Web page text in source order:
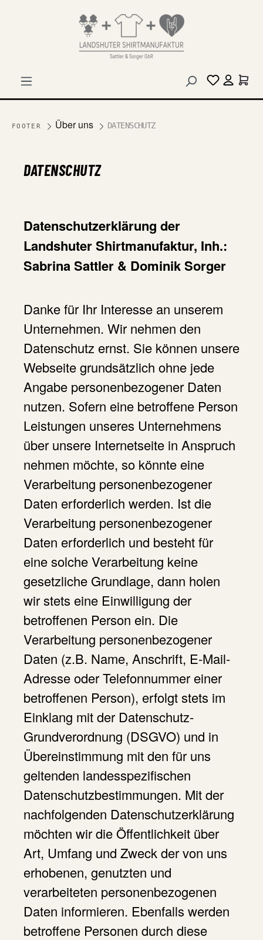
FOOTER Über uns DATENSCHUTZ
DATENSCHUTZ
Datenschutzerklärung der
Landshuter Shirtmanufaktur, Inh.:
Sabrina Sattler & Dominik Sorger
Danke für Ihr Interesse an unserem
Unternehmen. Wir nehmen den
Datenschutz ernst. Sie können unsere
Webseite grundsätzlich ohne jede
Angabe personenbezogener Daten
nutzen. Sofern eine betroffene Person
Leistungen unseres Unternehmens
über unsere Internetseite in Anspruch
nehmen möchte, so könnte eine
Verarbeitung personenbezogener
Daten erforderlich werden. Ist die
Verarbeitung personenbezogener
Daten erforderlich und besteht für
eine solche Verarbeitung keine
gesetzliche Grundlage, dann holen
wir stets eine Einwilligung der
betroffenen Person ein. Die
Verarbeitung personenbezogener
Daten (z.B. Name, Anschrift, E-Mail-
Adresse oder Telefonnummer einer
betroffenen Person), erfolgt stets im
Einklang mit der Datenschutz-
Grundverordnung (DSGVO) und in
Übereinstimmung mit den für uns
geltenden landesspezifischen
Datenschutzbestimmungen. Mit der
nachfolgenden Datenschutzerklärung
möchten wir die Öffentlichkeit über
Art, Umfang und Zweck der von uns
erhobenen, genutzten und
verarbeiteten personenbezogenen
Daten informieren. Ebenfalls werden
betroffene Personen durch diese